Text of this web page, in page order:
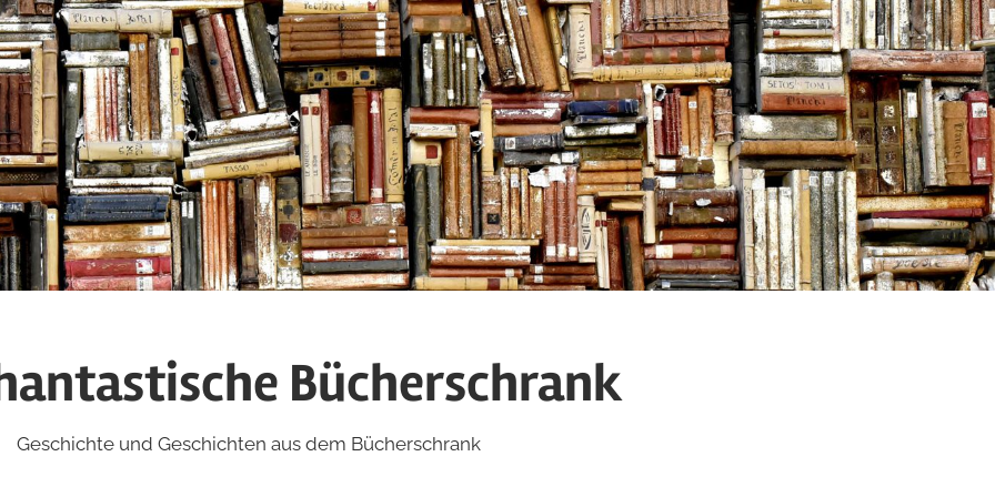
Bücherschrank
Geschichte und Geschichten aus dem Bücherschrank